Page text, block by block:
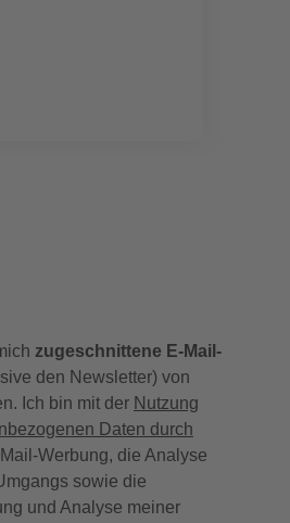
zugeschnittene E-Mail-
den Newsletter) von
Ich bin mit der Nutzung
Daten durch
Werbung, die Analyse
sowie die
und Analyse meiner